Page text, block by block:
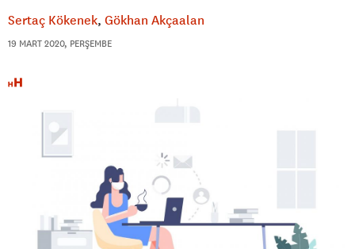
Sertaç Kökenek Gökhan Akçaalan
19 MART 2020, PERŞEMBE